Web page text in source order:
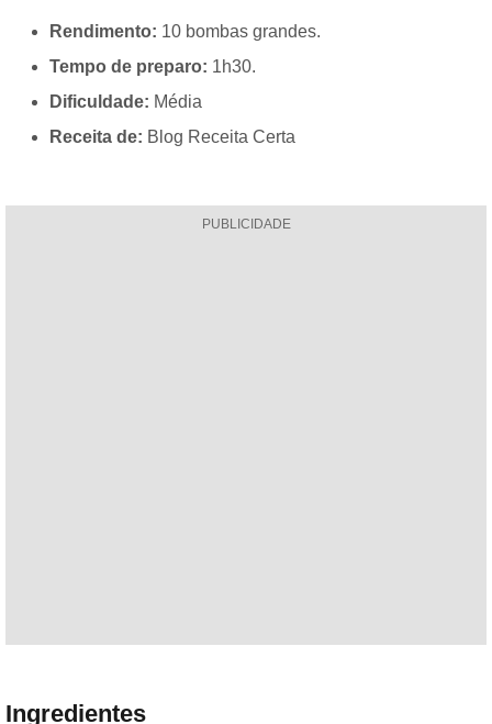
Rendimento: 10 bombas grandes.
Tempo de preparo: 1h30.
Dificuldade: Média
Receita de: Blog Receita Certa
PUBLICIDADE
Ingredientes